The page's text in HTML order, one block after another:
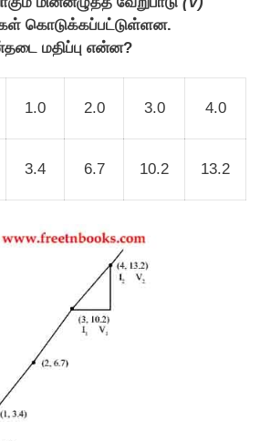
கொடுக்கப்பட்டுள்ளன.
மதிப்பு என்ன?
1.0 2.0 3.0 4.0
3.4 6.7 10.2 13.2